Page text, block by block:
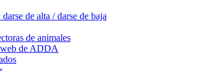
de alta / darse de baja
de animales
de ADDA